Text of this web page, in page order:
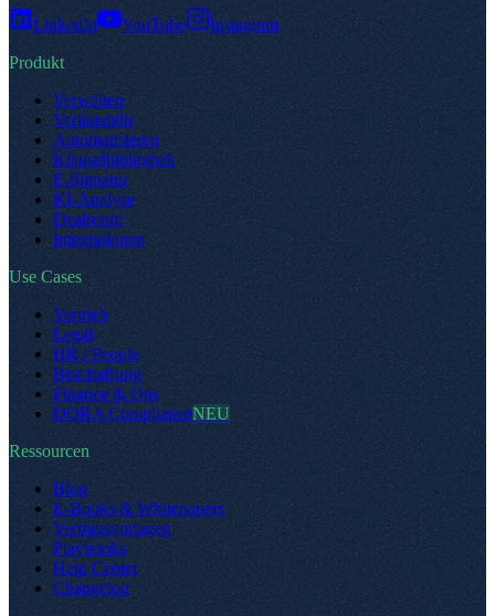
LinkedIn YouTube
Instagram
Produkt
Verwalten
Verhandeln
Automatisieren
Klauselbibliothek
E-Signatur
KI-Analyse
Dealroom
Integrationen
Use Cases
Vertrieb
Legal
HR / People
Beschaffung
Finance & Ops
DORA ComplianceNEU
Ressourcen
Blog
E-Books & Whitepapers
Vertragsvorlagen
Playbooks
Help Center
Changelog